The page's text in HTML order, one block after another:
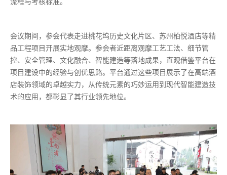
会议期间，参会代表走进桃花坞历史文化片区、苏州柏悦酒店等精
品工程项目开展实地观摩。参会者近距离观摩工艺工法、细节管
控、安全管理、文化融合、智能建造等落地成果，直观借鉴平台在
项目建设中的经验与创优思路。平台通过这些项目展示了在高端酒
店装饰领域的卓越实力，从传统元素的巧妙运用到现代智能建造技
术的应用，都彰显了其行业领先地位。